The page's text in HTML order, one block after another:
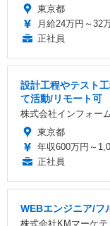
東京都
月給24万円～32
正社員
設計工程やテスト
て活動/リモート可
株式会社インフォー
東京都
年収600万円～
正社員
WEBエンジニア/フ
株式会社KMマーケテ